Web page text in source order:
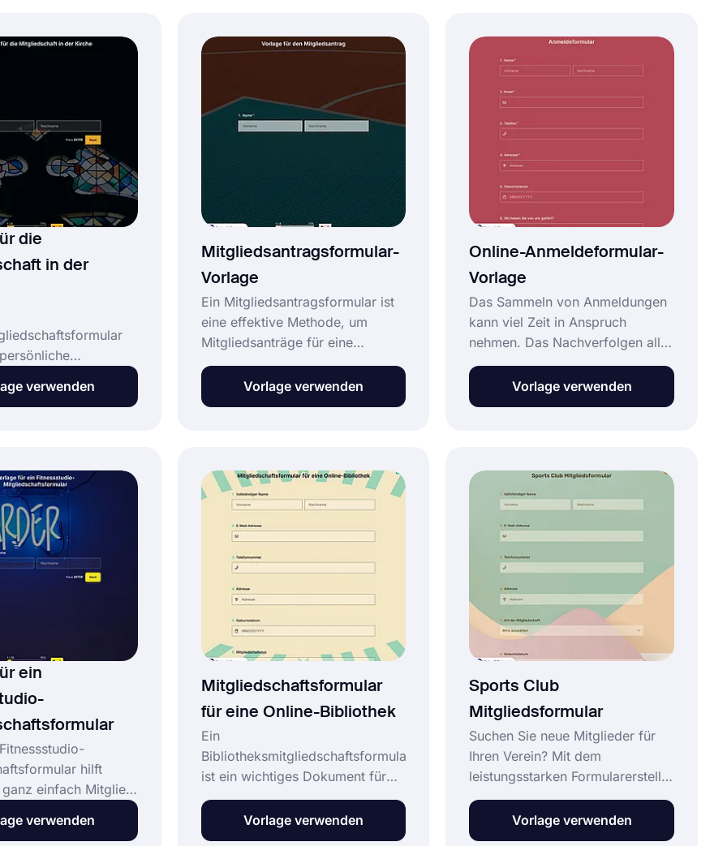
die
in der
und Kontaktdaten
zu
anmelden.
Formularvorlage
von
um Ihr Formular
zu erstellen!
verwenden
Mitgliedsantragsformular-
Vorlage
Ein Mitgliedsantragsformular ist
eine effektive Methode, um
Mitgliedsanträge für eine
Organisation, einen Verband
oder einen Verein zu sammeln.
Dieses kostenlose und
Vorlage verwenden
Online-Anmeldeformular-
Vorlage
Das Sammeln von Anmeldungen
kann viel Zeit in Anspruch
nehmen. Das Nachverfolgen aller
Kontaktdaten oder die manuelle
Organisation können schnell
überfordernd wirken. Eine
Vorlage verwenden
ein
hilft
einfach Mitglied
oder
zu werden. Wenn
verwenden
Mitgliedschaftsformular
für eine Online-Bibliothek
Ein
Bibliotheksmitgliedschaftsformular
ist ein wichtiges Dokument für
jede Bibliothek. Es wird
verwendet, um Informationen
über die Person zu sammeln, die
Vorlage verwenden
Sports Club
Mitgliedsformular
Suchen Sie neue Mitglieder für
Ihren Verein? Mit dem
leistungsstarken Formularersteller
forms.app können Sie ganz
einfach Ihr Anmeldeformular für
den Sportverein erstellen. Sie
Vorlage verwenden